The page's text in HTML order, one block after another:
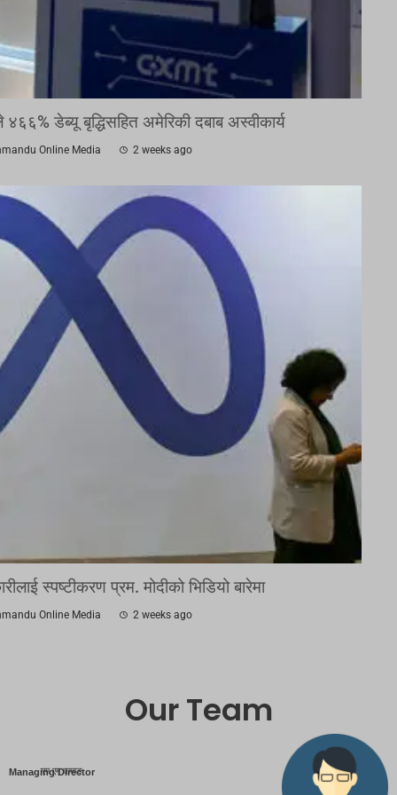
डेब्यू बृद्धिसहित अमेरिकी दबाब अस्वीकार्य
Online Media 2 weeks ago
स्पष्टीकरण प्रम. मोदीको भिडियो बारेमा
Online Media 2 weeks ago
Our Team
Managing Director
एम एम तामाङ